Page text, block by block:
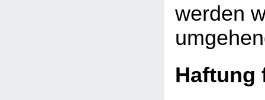
werden
Haftung